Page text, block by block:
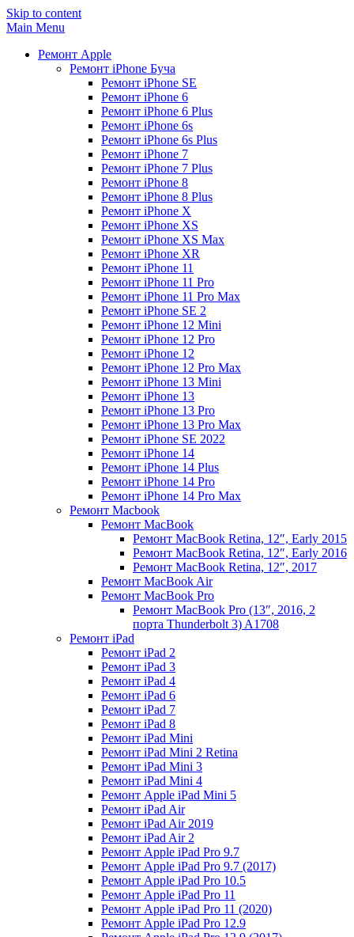
Skip to content
Main Menu
Ремонт Apple
Ремонт iPhone Буча
Ремонт iPhone SE
Ремонт iPhone 6
Ремонт iPhone 6 Plus
Ремонт iPhone 6s
Ремонт iPhone 6s Plus
Ремонт iPhone 7
Ремонт iPhone 7 Plus
Ремонт iPhone 8
Ремонт iPhone 8 Plus
Ремонт iPhone X
Ремонт iPhone XS
Ремонт iPhone XS Max
Ремонт iPhone XR
Ремонт iPhone 11
Ремонт iPhone 11 Pro
Ремонт iPhone 11 Pro Max
Ремонт iPhone SE 2
Ремонт iPhone 12 Mini
Ремонт iPhone 12 Pro
Ремонт iPhone 12
Ремонт iPhone 12 Pro Max
Ремонт iPhone 13 Mini
Ремонт iPhone 13
Ремонт iPhone 13 Pro
Ремонт iPhone 13 Pro Max
Ремонт iPhone SE 2022
Ремонт iPhone 14
Ремонт iPhone 14 Plus
Ремонт iPhone 14 Pro
Ремонт iPhone 14 Pro Max
Ремонт Macbook
Ремонт MacBook
Ремонт MacBook Retina, 12″, Early 2015
Ремонт MacBook Retina, 12″, Early 2016
Ремонт MacBook Retina, 12″, 2017
Ремонт MacBook Air
Ремонт MacBook Pro
Ремонт MacBook Pro (13″, 2016, 2
порта Thunderbolt 3) A1708
Ремонт iPad
Ремонт iPad 2
Ремонт iPad 3
Ремонт iPad 4
Ремонт iPad 6
Ремонт iPad 7
Ремонт iPad 8
Ремонт iPad Mini
Ремонт iPad Mini 2 Retina
Ремонт iPad Mini 3
Ремонт iPad Mini 4
Ремонт Apple iPad Mini 5
Ремонт iPad Air
Ремонт iPad Air 2019
Ремонт iPad Air 2
Ремонт Apple iPad Pro 9.7
Ремонт Apple iPad Pro 9.7 (2017)
Ремонт Apple iPad Pro 10.5
Ремонт Apple iPad Pro 11
Ремонт Apple iPad Pro 11 (2020)
Ремонт Apple iPad Pro 12.9